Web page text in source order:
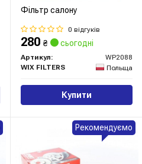
Фільтр салону
0 відгуків
280 ₴ сьогодні
Артикул:
WP2088
WIX FILTERS
Польща
Купити
Рекомендуємо